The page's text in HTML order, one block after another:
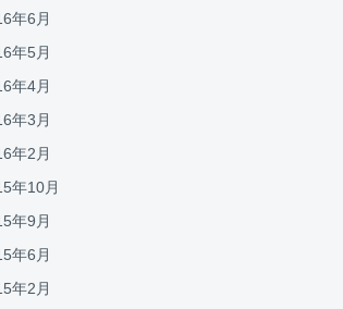
年6月
年5月
年4月
年3月
年2月
年10月
年9月
年6月
年2月